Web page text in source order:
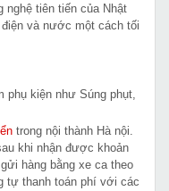
tiên tiến của Nhật
và nước một cách tối
phụ kiện như Súng phụt,
trong nội thành Hà nội.
khi nhận được khoản
hàng bằng xe ca theo
tự thanh toán phí với các